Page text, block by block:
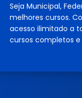
Seja Municipal,
melhores cursos.
acesso ilimitado a
cursos completos e